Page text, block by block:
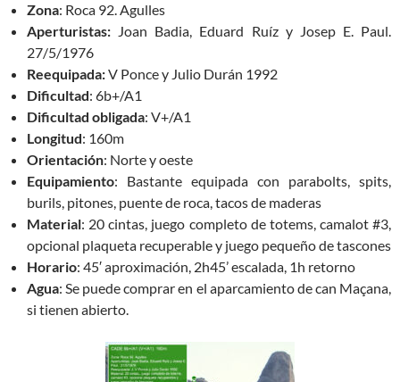
Zona: Roca 92. Agulles
Aperturistas: Joan Badia, Eduard Ruíz y Josep E. Paul.
27/5/1976
Reequipada:V Ponce y Julio Durán 1992
Dificultad: 6b+/A1
Dificultad obligada: V+/A1
Longitud: 160m
Orientación: Norte y oeste
Equipamiento: Bastante equipada con parabolts, spits,
burils, pitones, puente de roca, tacos de maderas
Material: 20 cintas, juego completo de totems, camalot #3,
opcional plaqueta recuperable y juego pequeño de tascones
Horario: 45′ aproximación, 2h45’ escalada, 1h retorno
Agua: Se puede comprar en el aparcamiento de can Maçana,
si tienen abierto.